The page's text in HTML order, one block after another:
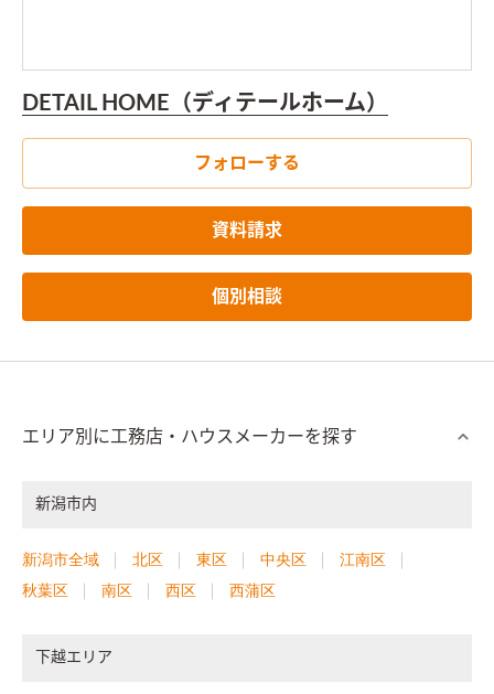
DETAIL HOME（ディテールホーム）
フォローする
資料請求
個別相談
エリア別に工務店・ハウスメーカーを探す
新潟市内
新潟市全域 北区 東区 中央区
江南区
秋葉区
南区 西区 西蒲区
下越エリア